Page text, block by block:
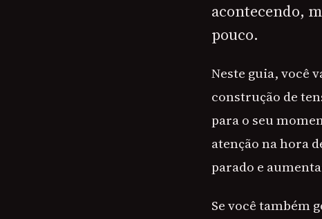
acontecendo,
pouco.
Neste guia, você
construção de
para o seu
atenção na hora
parado e
Se você também